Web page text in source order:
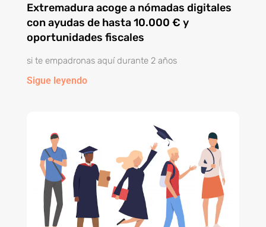
Extremadura acoge a nómadas digitales
con ayudas de hasta 10.000 € y
oportunidades fiscales
si te empadronas aquí durante 2 años
Sigue leyendo